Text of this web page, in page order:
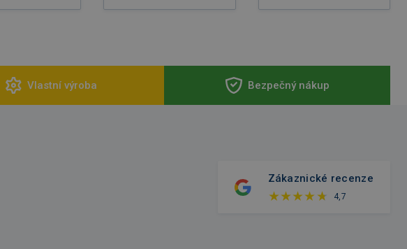
Vlastní výroba Bezpečný nákup
Zákaznické recenze
4,7